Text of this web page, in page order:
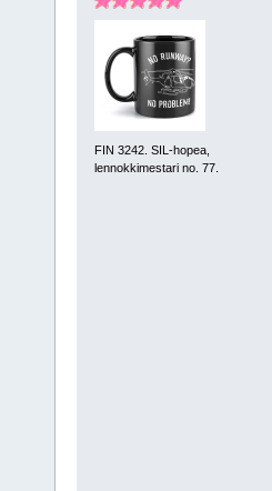
FIN 3242. SIL-hopea,
lennokkimestari no. 77.